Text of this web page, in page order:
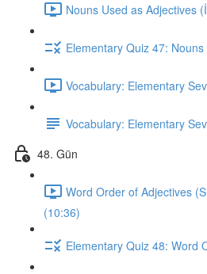
Nouns Used as Adjectives
Elementary Quiz 47:
Vocabulary: Elementary
Vocabulary: Elementary
48. Gün
Word Order of Adjectives
(10:36)
Elementary Quiz 48: Word